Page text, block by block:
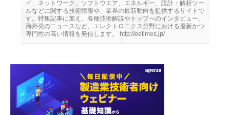
イ、ネットワーク、ソフトウエア、エネルギー、設計・解析ツー
ルなどに関する技術情報や、業界の最新動向を提供するサイトで
す。特集記事に加え、各種技術解説やトップへのインタビュー、
海外発のニュースなど、エレクトロニクス分野における最新かつ
専門性の高い情報を発信します。 http://eetimes.jp/